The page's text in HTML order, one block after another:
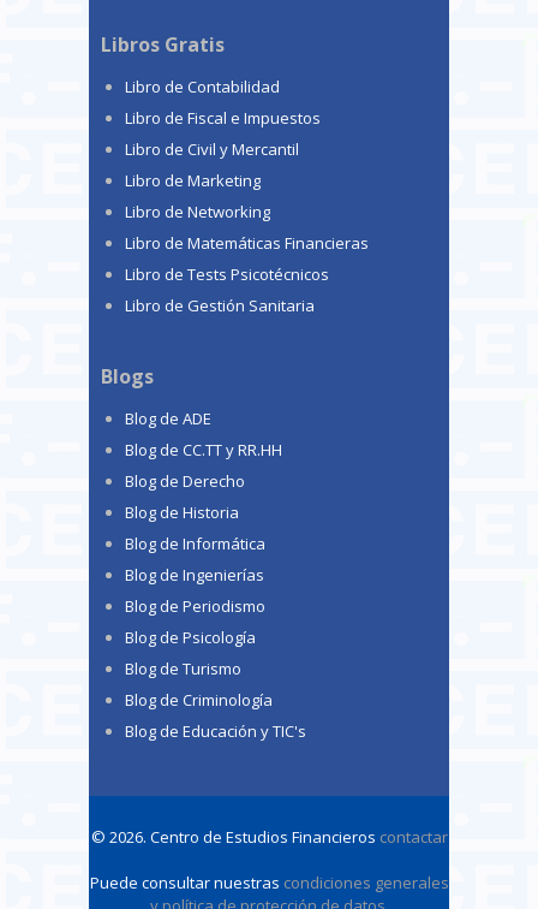
Libros Gratis
Libro de Contabilidad
Libro de Fiscal e Impuestos
Libro de Civil y Mercantil
Libro de Marketing
Libro de Networking
Libro de Matemáticas Financieras
Libro de Tests Psicotécnicos
Libro de Gestión Sanitaria
Blogs
Blog de ADE
Blog de CC.TT y RR.HH
Blog de Derecho
Blog de Historia
Blog de Informática
Blog de Ingenierías
Blog de Periodismo
Blog de Psicología
Blog de Turismo
Blog de Criminología
Blog de Educación y TIC's
© 2026. Centro de Estudios Financieros contactar
Puede consultar nuestras condiciones generales